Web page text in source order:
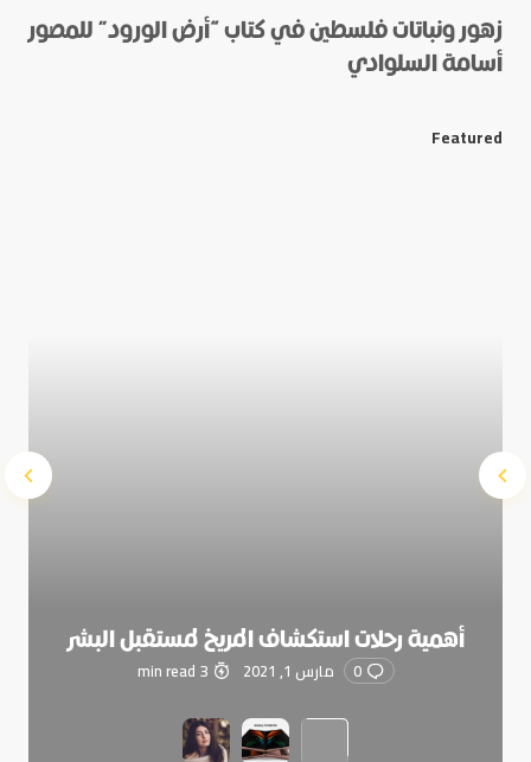
E-mail
*
زهور ونباتات فلسطين في كتاب “أرض الورود” للمصور
أسامة السلوادي
Featured
أهمية رحلات استكشاف المريخ لمستقبل البشر
0 مارس 1, 2021 3 min read